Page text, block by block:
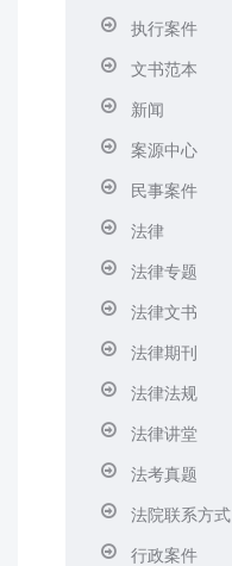
执行案件
文书范本
新闻
案源中心
民事案件
法律
法律专题
法律文书
法律期刊
法律法规
法律讲堂
法考真题
法院联系方式
行政案件